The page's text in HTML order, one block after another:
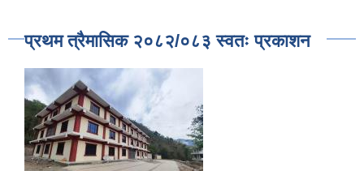
प्रथम त्रैमासिक २०८२/०८३ स्वतः प्रकाशन